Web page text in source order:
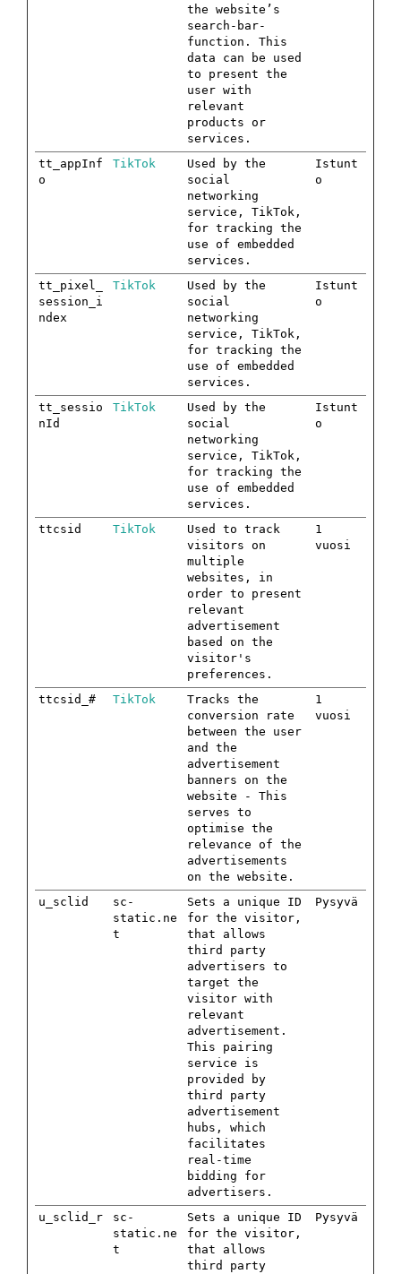
the website’s
search-bar-
function. This
data can be used
to present the
user with
relevant
products or
services.
tt_appInf
o
TikTok
Used by the
social
networking
service, TikTok,
for tracking the
use of embedded
services.
Istunt
o
tt_pixel_
session_i
ndex
TikTok
Used by the
social
networking
service, TikTok,
for tracking the
use of embedded
services.
Istunt
o
tt_sessio
nId
TikTok
Used by the
social
networking
service, TikTok,
for tracking the
use of embedded
services.
Istunt
o
ttcsid TikTok
Used to track
visitors on
multiple
websites, in
order to present
relevant
advertisement
based on the
visitor's
preferences.
1
vuosi
ttcsid_# TikTok
Tracks the
conversion rate
between the user
and the
advertisement
banners on the
website - This
serves to
optimise the
relevance of the
advertisements
on the website.
1
vuosi
u_sclid
sc-
static.ne
t
Sets a unique ID
for the visitor,
that allows
third party
advertisers to
target the
visitor with
relevant
advertisement.
This pairing
service is
provided by
third party
advertisement
hubs, which
facilitates
real-time
bidding for
advertisers.
Pysyvä
u_sclid_r
sc-
static.ne
t
Sets a unique ID
for the visitor,
that allows
third party
Pysyvä